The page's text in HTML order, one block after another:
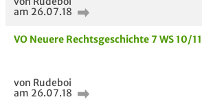
am 26.07.18
VO Neuere Rechtsgeschichte 7 WS 10/11
von Rudeboi
am 26.07.18